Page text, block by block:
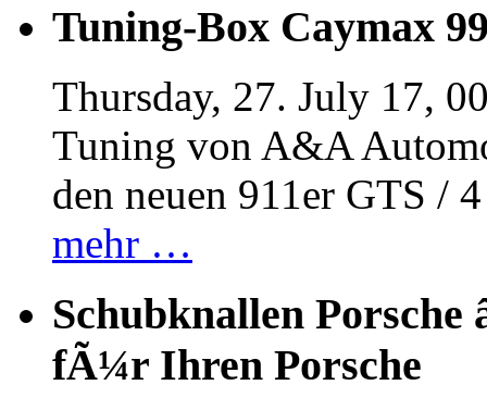
Tuning-Box Caymax
Thursday, 27. July 17,
Tuning von A&A
den neuen 911er GTS /
mehr …
Schubknallen Porsche
fÃ¼r Ihren Porsche